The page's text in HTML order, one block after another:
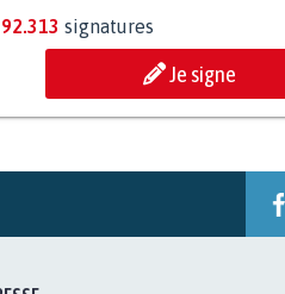
92.313 signatures
Je signe